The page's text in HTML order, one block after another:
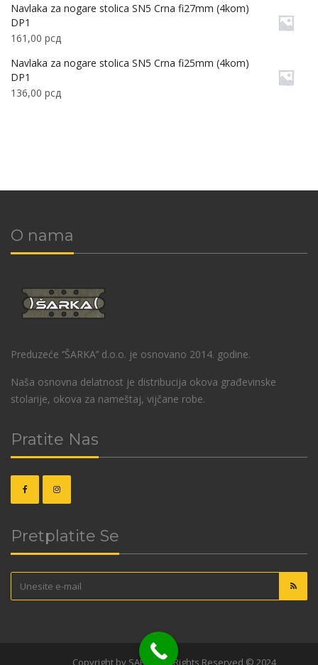
Navlaka za nogare stolica SN5 Crna fi27mm (4kom)
DP1
161,00 рсд
Navlaka za nogare stolica SN5 Crna fi25mm (4kom)
DP1
136,00 рсд
O nama
Preduzeće ‘’ŠARKA’’ d.o.o. je osnovano 2014. godine.
Naša osnovna delatnost je distribucija okova građevinske
stolarije, okova za nameštaj, vijčane robe.
Pratite Nas
Pretplatite Se
Copyright by SARKA. All Rights Reserved © 2024